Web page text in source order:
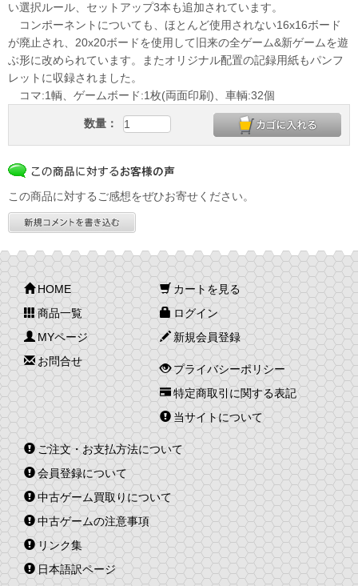
い選択ルール、セットアップ3本も追加されています。
コンポーネントについても、ほとんど使用されない16x16ボード
が廃止され、20x20ボードを使用して旧来の全ゲーム&新ゲームを遊
ぶ形に改められています。またオリジナル配置の記録用紙もパンフ
レットに収録されました。
コマ:1輌、ゲームボード:1枚(両面印刷)、車輌:32個
数量：
この商品に対するご感想をぜひお寄せください。
HOME
商品一覧
MYページ
お問合せ
カートを見る
ログイン
新規会員登録
プライバシーポリシー
特定商取引に関する表記
当サイトについて
ご注文・お支払方法について
会員登録について
中古ゲーム買取りについて
中古ゲームの注意事項
リンク集
日本語訳ページ